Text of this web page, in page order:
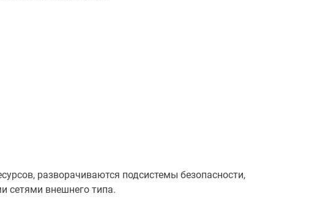
разворачиваются подсистемы безопасности,
сетями внешнего типа.